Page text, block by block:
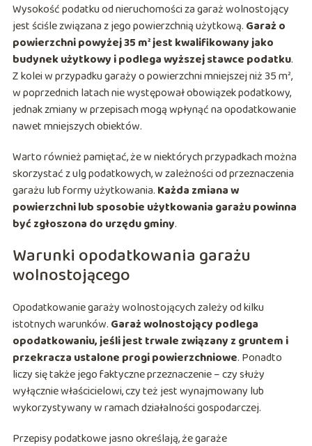
Wysokość podatku od nieruchomości za garaż wolnostojący
jest ściśle związana z jego powierzchnią użytkową. Garaż o
powierzchni powyżej 35 m² jest kwalifikowany jako
budynek użytkowy i podlega wyższej stawce podatku.
Z kolei w przypadku garaży o powierzchni mniejszej niż 35 m²,
w poprzednich latach nie występował obowiązek podatkowy,
jednak zmiany w przepisach mogą wpłynąć na opodatkowanie
nawet mniejszych obiektów.
Warto również pamiętać, że w niektórych przypadkach można
skorzystać z ulg podatkowych, w zależności od przeznaczenia
garażu lub formy użytkowania. Każda zmiana w
powierzchni lub sposobie użytkowania garażu powinna
być zgłoszona do urzędu gminy.
Warunki opodatkowania garażu
wolnostojącego
Opodatkowanie garaży wolnostojących zależy od kilku
istotnych warunków. Garaż wolnostojący podlega
opodatkowaniu, jeśli jest trwale związany z gruntem i
przekracza ustalone progi powierzchniowe. Ponadto
liczy się także jego faktyczne przeznaczenie – czy służy
wyłącznie właścicielowi, czy też jest wynajmowany lub
wykorzystywany w ramach działalności gospodarczej.
Przepisy podatkowe jasno określają, że garaże